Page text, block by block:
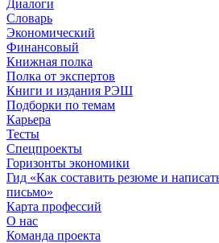
Диалоги
Словарь
Экономический
Финансовый
Книжная полка
Полка от экспертов
Книги и издания РЭШ
Подборки по темам
Карьера
Тесты
Спецпроекты
Горизонты экономики
Гид «Как составить резюме и
письмо»
Карта профессий
О наc
Команда проекта